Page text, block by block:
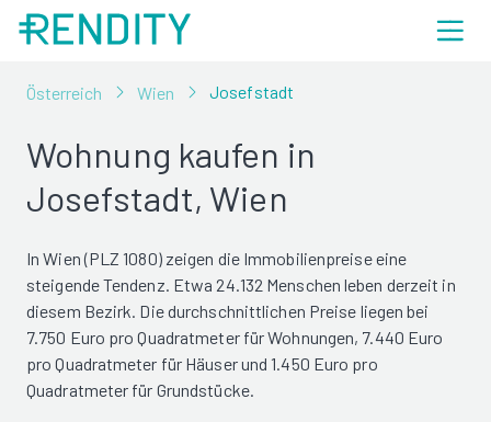
Österreich Wien Josefstadt
Wohnung kaufen in
Josefstadt, Wien
In Wien (PLZ 1080) zeigen die Immobilienpreise eine
steigende Tendenz. Etwa 24.132 Menschen leben derzeit in
diesem Bezirk. Die durchschnittlichen Preise liegen bei
7.750 Euro pro Quadratmeter für Wohnungen, 7.440 Euro
pro Quadratmeter für Häuser und 1.450 Euro pro
Quadratmeter für Grundstücke.